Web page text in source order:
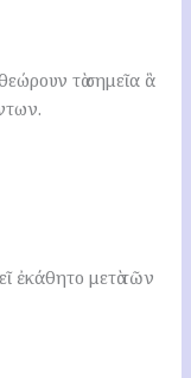
τὰ σημεῖα ἃ
ἐκάθητο μετὰ τῶν